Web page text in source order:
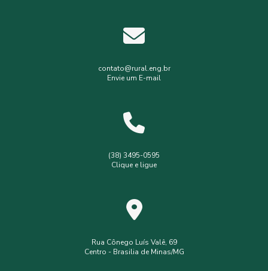
Gerenciamento de resíduos hospitalares
Gerenciamento de resíduos sólidos
Levantamento planialtimétrico cadastral
Levantamento topográfico com drone
analise de solo interpretação
assistência técnica
contato@rural.eng.br
Envie um E-mail
(38) 3495-0595
Clique e ligue
Rua Cônego Luís Valê, 69
Centro - Brasilia de Minas/MG